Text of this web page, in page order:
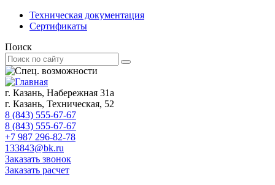
Техническая документация
Сертификаты
Поиск
г. Казань, Набережная 31а
г. Казань, Техническая, 52
8 (843) 555-67-67
8 (843) 555-67-67
+7 987 296-82-78
133843@bk.ru
Заказать звонок
Заказать расчет